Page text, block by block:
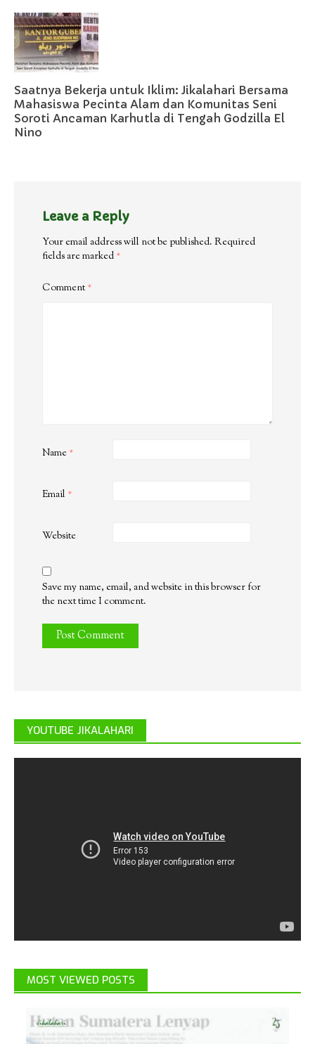
Saatnya Bekerja untuk Iklim: Jikalahari Bersama
Mahasiswa Pecinta Alam dan Komunitas Seni
Soroti Ancaman Karhutla di Tengah Godzilla El
Nino
Leave a Reply
Your email address will not be published. Required
fields are marked *
Comment*
Name *
Email *
Website
Save my name, email, and website in this browser for
the next time I comment.
YOUTUBE JIKALAHARI
MOST VIEWED POSTS